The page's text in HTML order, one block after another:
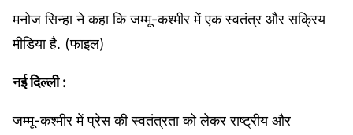
मनोज सिन्‍हा ने कहा कि जम्मू-कश्मीर में एक स्वतंत्र और सक्रिय
मीडिया है. (फाइल)
नई दिल्‍ली :
जम्मू-कश्मीर में प्रेस की स्वतंत्रता को लेकर राष्‍ट्रीय और